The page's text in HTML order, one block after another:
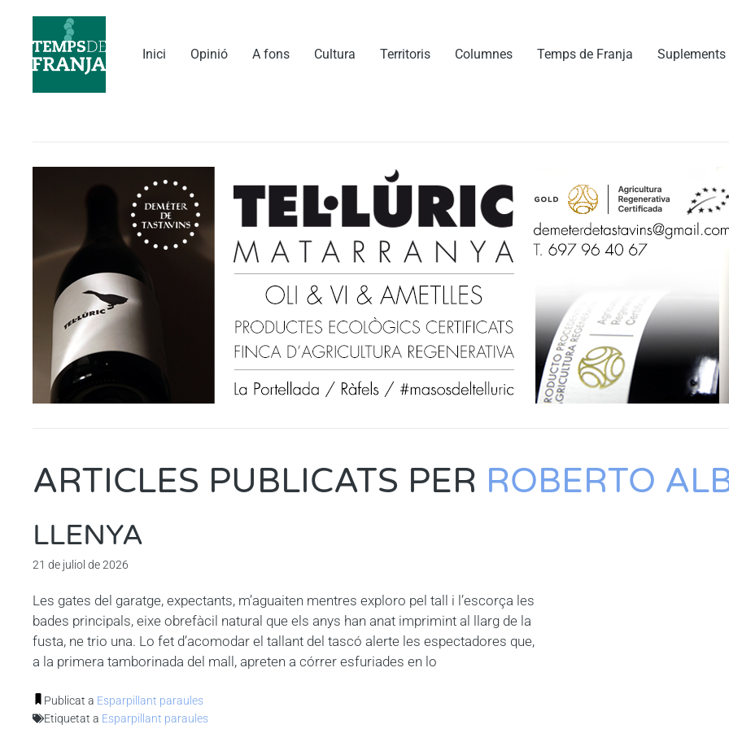
contingut
Inici Opinió A fons Cultura Territoris Columnes Temps de Franja Suplements
ARTICLES PUBLICATS PER ROBERTO
LLENYA
21 de juliol de 2026
Les gates del garatge, expectants, m’aguaiten mentres exploro pel tall i l’escorça les
bades principals, eixe obrefàcil natural que els anys han anat imprimint al llarg de la
fusta, ne trio una. Lo fet d’acomodar el tallant del tascó alerte les espectadores que,
a la primera tamborinada del mall, apreten a córrer esfuriades en lo
Publicat a Esparpillant paraules
Etiquetat a Esparpillant paraules